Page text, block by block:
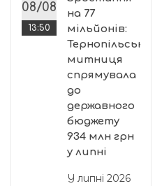
08/08
13:50
на 77
мільйонів:
Тернопільська
митниця
спрямувала
до
державного
бюджету
934 млн грн
у липні
У липні 2026